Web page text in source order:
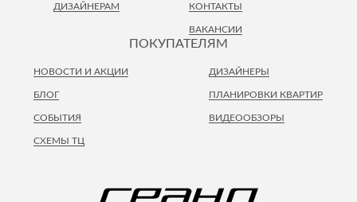
ПОКУПАТЕЛЯМ
НОВОСТИ И АКЦИИ
ПЛАНИРОВКИ КВАРТИР
ВИДЕООБЗОРЫ
БЛОГ
СОБЫТИЯ
СХЕМЫ ТЦ
ДИЗАЙНЕРЫ
ДИЗАЙНЕРАМ КОНТАКТЫ
ВАКАНСИИ